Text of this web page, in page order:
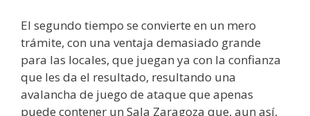
El segundo tiempo se convierte en un mero
trámite, con una ventaja demasiado grande
para las locales, que juegan ya con la confianza
que les da el resultado, resultando una
avalancha de juego de ataque que apenas
puede contener un Sala Zaragoza que, aun así,